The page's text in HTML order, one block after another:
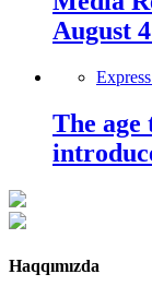
August
The age
Haqqımızda